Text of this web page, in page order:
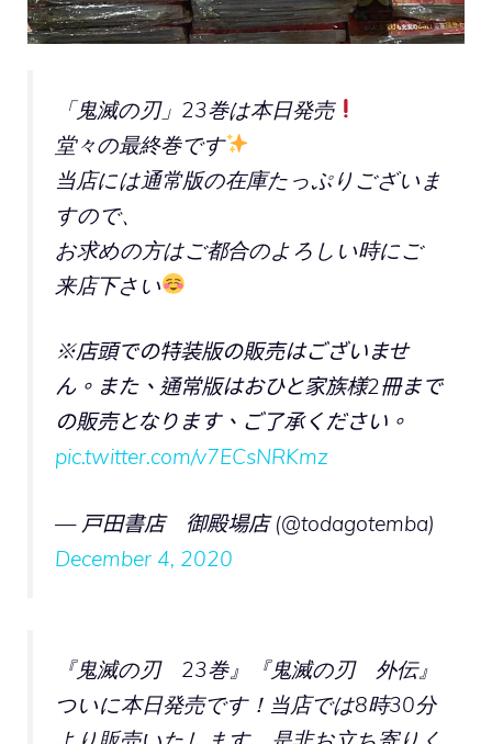
「鬼滅の刃」23巻は本日発売
堂々の最終巻です
当店には通常版の在庫たっぷりございま
すので、
お求めの方はご都合のよろしい時にご
来店下さい
※店頭での特装版の販売はございませ
ん。また、通常版はおひと家族様2冊まで
の販売となります、ご了承ください。
pic.twitter.com/v7ECsNRKmz
— 戸田書店 御殿場店 (@todagotemba)
December 4, 2020
『鬼滅の刃 23巻』『鬼滅の刃 外伝』
ついに本日発売です！当店では8時30分